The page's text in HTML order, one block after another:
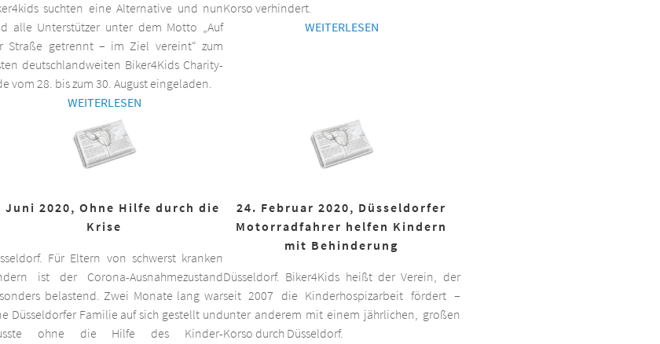
suchten eine Alternative und nun
alle Unterstützer unter dem Motto „Auf
Straße getrennt – im Ziel vereint“ zum
deutschlandweiten Biker4Kids Charity-
vom 28. bis zum 30. August eingeladen.
WEITERLESEN
Korso verhindert.
WEITERLESEN
Juni 2020, Ohne Hilfe durch die
Krise
Für Eltern von schwerst kranken
ist der Corona-Ausnahmezustand
belastend. Zwei Monate lang war
Düsseldorfer Familie auf sich gestellt und
ohne die Hilfe des Kinder-
24. Februar 2020, Düsseldorfer
Motorradfahrer helfen Kindern
mit Behinderung
Düsseldorf. Biker4Kids heißt der Verein, der
seit 2007 die Kinderhospizarbeit fördert –
unter anderem mit einem jährlichen, großen
Korso durch Düsseldorf.